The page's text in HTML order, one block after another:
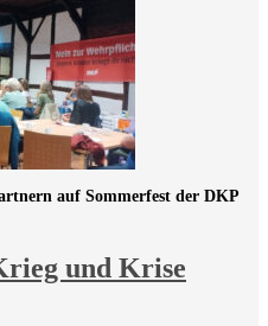
und Krise
auf Sommerfest der DKP